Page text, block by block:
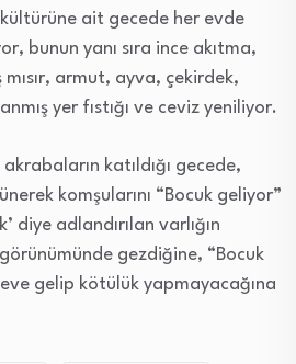
kültürüne ait gecede her evde
bunun yanı sıra ince akıtma,
mısır, armut, ayva, çekirdek,
yer fıstığı ve ceviz yeniliyor.
katıldığı gecede,
komşularını “Bocuk geliyor”
diye adlandırılan varlığın
gezdiğine, “Bocuk
eve gelip kötülük yapmayacağına